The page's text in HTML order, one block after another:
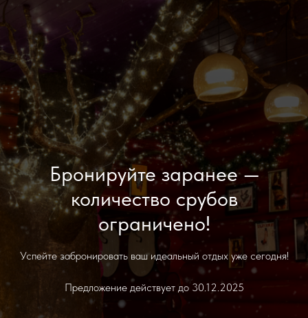
Бронируйте заранее —
количество срубов
ограничено!
Успейте забронировать ваш идеальный отдых уже сегодня!
Предложение действует до 30.12.2025